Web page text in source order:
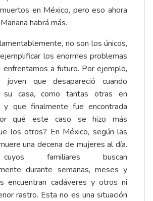
en México, pero eso ahora
habrá más.
no son los únicos,
los enormes problemas
a futuro. Por ejemplo,
joven que desapareció cuando
su casa, como tantas otras en
y que finalmente fue encontrada
qué este caso se hizo más
los otros? En México, según las
una decena de mujeres al día.
familiares buscan
durante semanas, meses y
encuentran cadáveres y otros ni
rastro. Esta no es una situación